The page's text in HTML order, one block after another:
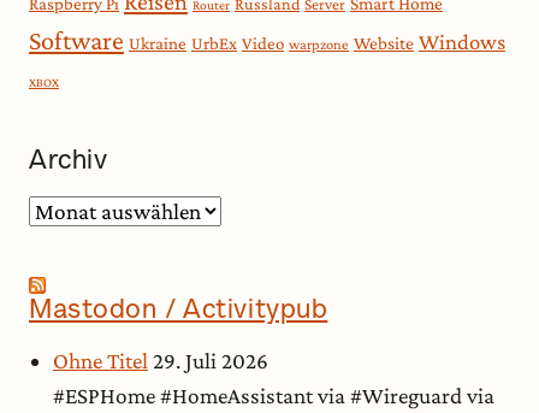
Raspberry Pi Router Russland Server
Software Ukraine UrbEx Video warpzone Website Windows
XBOX
Archiv
Archiv
Mastodon / Activitypub
Ohne Titel29. Juli 2026
#ESPHome #HomeAssistant via #Wireguard via